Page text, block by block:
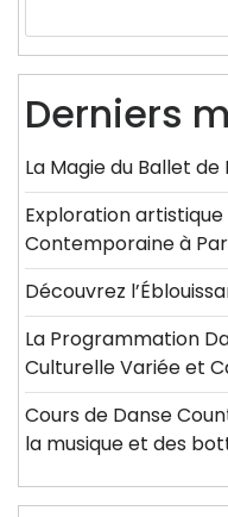
Derniers
La Magie du Ballet de
Exploration
Contemporaine à
Découvrez
La Programmation
Culturelle Variée et
Cours de Danse
la musique et des